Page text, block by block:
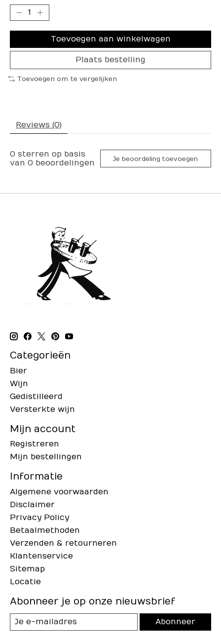
Toevoegen aan winkelwagen
Plaats bestelling
Toevoegen om te vergelijken
Reviews (0)
0 sterren op basis
van 0 beoordelingen Je beoordeling toevoegen
Categorieën
Bier
Wijn
Gedistilleerd
Versterkte wijn
Mijn account
Registreren
Mijn bestellingen
Informatie
Algemene voorwaarden
Disclaimer
Privacy Policy
Betaalmethoden
Verzenden & retourneren
Klantenservice
Sitemap
Locatie
Abonneer je op onze nieuwsbrief
Abonneer